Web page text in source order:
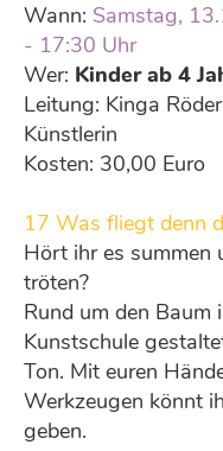
Wann: Samstag,
- 17:30 Uhr
Wer: Kinder ab 4
Leitung: Kinga
Künstlerin
Kosten: 30,00 Euro
17 Was fliegt denn
Hört ihr es summen
tröten?
Rund um den Baum
Kunstschule
Ton. Mit euren
Werkzeugen könnt
geben.